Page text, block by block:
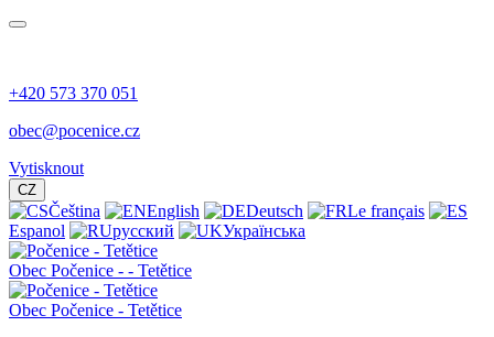
+420 573 370 051
obec@pocenice.cz
Vytisknout
CZ
Čeština English Deutsch
Le français
Espanol
русский Українська
Obec Počenice - - Tetětice
Obec Počenice - Tetětice